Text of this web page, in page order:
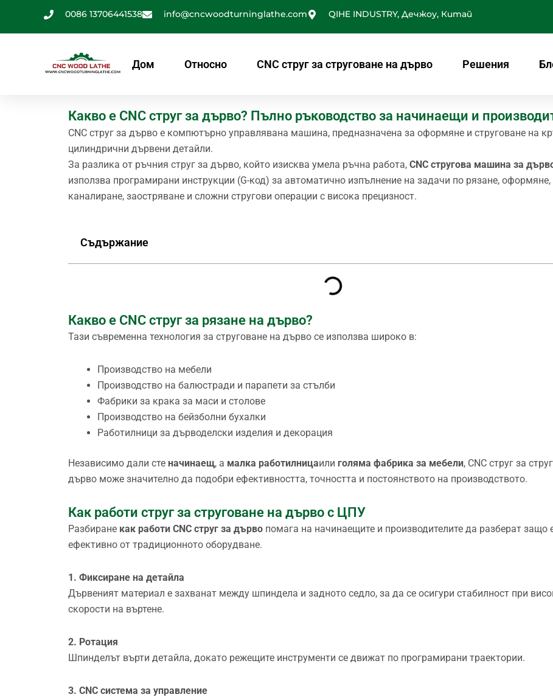
0086 13706441538 info@cncwoodturninglathe.com QIHE INDUSTRY, Дечжоу, Китай
Дом Относно CNC струг за струговане на дърво Решения
Какво е CNC струг за дърво? Пълно ръководство за начинаещи и
CNC струг за дърво е компютърно управлявана машина, предназначена за оформяне и струговане на
цилиндрични дървени детайли.
За разлика от ръчния струг за дърво, който изисква умела ръчна работа, CNC стругова машина за
използва програмирани инструкции (G-код) за автоматично изпълнение на задачи по рязане, оформяне,
каналиране, заостряване и сложни стругови операции с висока прецизност.
Съдържание
Какво е CNC струг за рязане на дърво?
Тази съвременна технология за струговане на дърво се използва широко в:
Производство на мебели
Производство на балюстради и парапети за стълби
Фабрики за крака за маси и столове
Производство на бейзболни бухалки
Работилници за дърводелски изделия и декорация
Независимо дали сте начинаещ, а малка работилницаили голяма фабрика за мебели, CNC струг за
дърво може значително да подобри ефективността, точността и постоянството на производството.
Как работи струг за струговане на дърво с ЦПУ
Разбиране как работи CNC струг за дърво помага на начинаещите и производителите да разберат защо
ефективно от традиционното оборудване.
1. Фиксиране на детайла
Дървеният материал е захванат между шпиндела и задното седло, за да се осигури стабилност при
скорости на въртене.
2. Ротация
Шпинделът върти детайла, докато режещите инструменти се движат по програмирани траектории.
3. CNC система за управление